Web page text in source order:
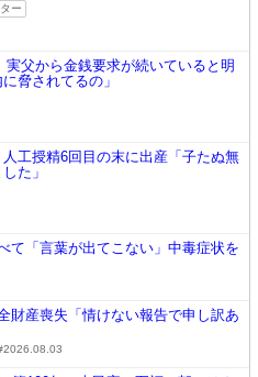
ー
実父から金銭要求が続いていると明
脅されてるの」
人工授精6回目の末に出産「子たぬ無
た」
て「言葉が出てこない」中毒症状を
財産喪失「情けない報告で申し訳あ
2026.08.03